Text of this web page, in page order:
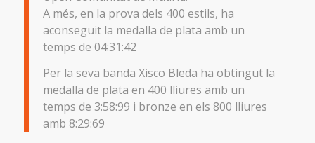
A més, en la prova dels 400 estils, ha
aconseguit la medalla de plata amb un
temps de 04:31:42
Per la seva banda Xisco Bleda ha obtingut la
medalla de plata en 400 lliures amb un
temps de 3:58:99 i bronze en els 800 lliures
amb 8:29:69